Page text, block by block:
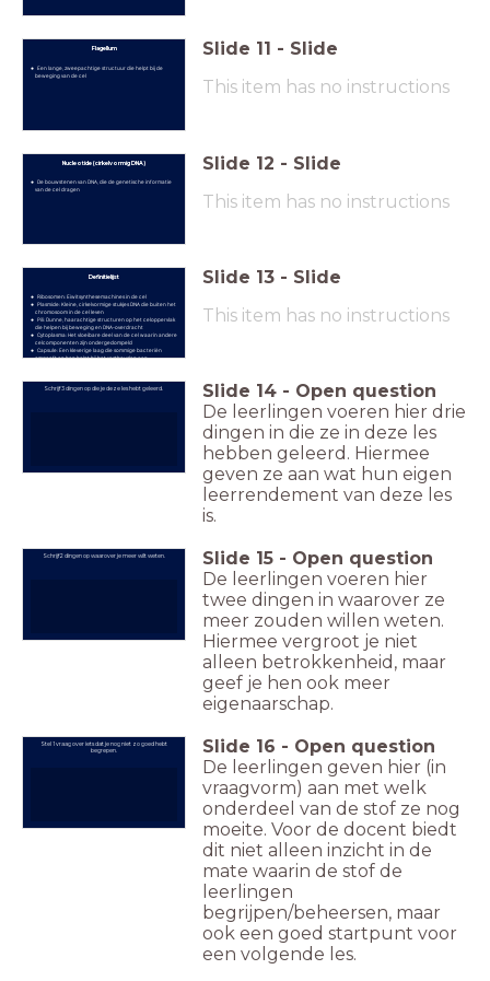
Flagellum
Een lange, zweepachtige structuur die helpt bij de
beweging van de cel
Slide 11 - Slide
This item has no instructions
Nucleotide (cirkelvormig DNA)
De bouwstenen van DNA, die de genetische informatie
van de cel dragen
Slide 12 - Slide
This item has no instructions
Definitielijst
Ribosomen: Eiwitsynthesemachines in de cel
Plasmide: Kleine, cirkelvormige stukjes DNA die buiten het
chromosoom in de cel leven
Pili: Dunne, haarachtige structuren op het celoppervlak
die helpen bij beweging en DNA-overdracht
Cytoplasma: Het vloeibare deel van de cel waarin andere
celcomponenten zijn ondergedompeld
Capsule: Een kleverige laag die sommige bacteriën
omgeeft en hen helpt bij het vasthouden aan
haar vorm geeft
Celmembraan: Een dunne laag die de cel omsluit en
Slide 13 - Slide
This item has no instructions
Schrijf 3 dingen op die je deze les hebt geleerd. Slide 14 - Open question
De leerlingen voeren hier drie
dingen in die ze in deze les
hebben geleerd. Hiermee
geven ze aan wat hun eigen
leerrendement van deze les
is.
Schrijf 2 dingen op waarover je meer wilt weten. Slide 15 - Open question
De leerlingen voeren hier
twee dingen in waarover ze
meer zouden willen weten.
Hiermee vergroot je niet
alleen betrokkenheid, maar
geef je hen ook meer
eigenaarschap.
Stel 1 vraag over iets dat je nog niet zo goed hebt
begrepen.
Slide 16 - Open question
De leerlingen geven hier (in
vraagvorm) aan met welk
onderdeel van de stof ze nog
moeite. Voor de docent biedt
dit niet alleen inzicht in de
mate waarin de stof de
leerlingen
begrijpen/beheersen, maar
ook een goed startpunt voor
een volgende les.